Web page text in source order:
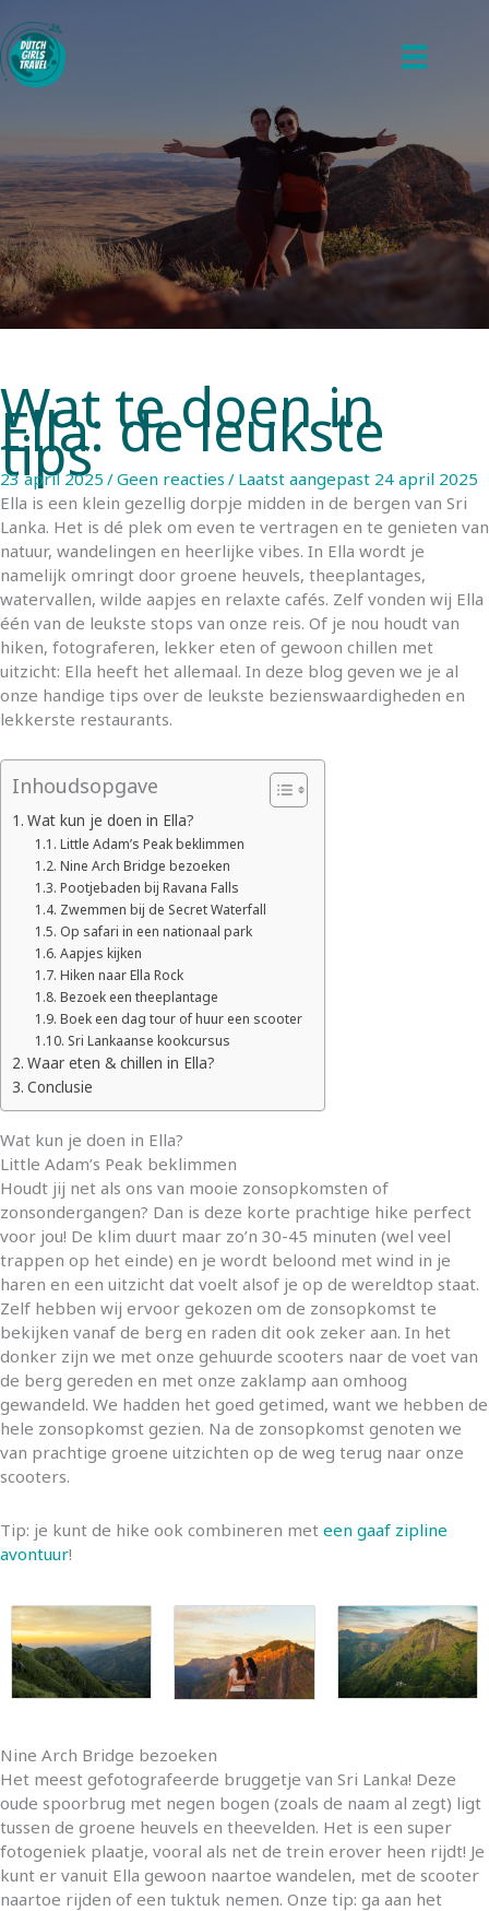
naar
de
inhoud
Wat te doen in
Ella: de leukste
tips
23 april 2025 /Geen reacties / Laatst aangepast 24 april 2025
Ella is een klein gezellig dorpje midden in de bergen van Sri
Lanka. Het is dé plek om even te vertragen en te genieten van
natuur, wandelingen en heerlijke vibes. In Ella wordt je
namelijk omringt door groene heuvels, theeplantages,
watervallen, wilde aapjes en relaxte cafés. Zelf vonden wij Ella
één van de leukste stops van onze reis. Of je nou houdt van
hiken, fotograferen, lekker eten of gewoon chillen met
uitzicht: Ella heeft het allemaal. In deze blog geven we je al
onze handige tips over de leukste bezienswaardigheden en
lekkerste restaurants.
Inhoudsopgave
Wat kun je doen in Ella?
Little Adam’s Peak beklimmen
Nine Arch Bridge bezoeken
Pootjebaden bij Ravana Falls
Zwemmen bij de Secret Waterfall
Op safari in een nationaal park
Aapjes kijken
Hiken naar Ella Rock
Bezoek een theeplantage
Boek een dag tour of huur een scooter
Sri Lankaanse kookcursus
Waar eten & chillen in Ella?
Conclusie
Wat kun je doen in Ella?
Little Adam’s Peak beklimmen
Houdt jij net als ons van mooie zonsopkomsten of
zonsondergangen? Dan is deze korte prachtige hike perfect
voor jou! De klim duurt maar zo’n 30-45 minuten (wel veel
trappen op het einde) en je wordt beloond met wind in je
haren en een uitzicht dat voelt alsof je op de wereldtop staat.
Zelf hebben wij ervoor gekozen om de zonsopkomst te
bekijken vanaf de berg en raden dit ook zeker aan. In het
donker zijn we met onze gehuurde scooters naar de voet van
de berg gereden en met onze zaklamp aan omhoog
gewandeld. We hadden het goed getimed, want we hebben de
hele zonsopkomst gezien. Na de zonsopkomst genoten we
van prachtige groene uitzichten op de weg terug naar onze
scooters.
Tip: je kunt de hike ook combineren met een gaaf zipline
avontuur!
Nine Arch Bridge bezoeken
Het meest gefotografeerde bruggetje van Sri Lanka! Deze
oude spoorbrug met negen bogen (zoals de naam al zegt) ligt
tussen de groene heuvels en theevelden. Het is een super
fotogeniek plaatje, vooral als net de trein erover heen rijdt! Je
kunt er vanuit Ella gewoon naartoe wandelen, met de scooter
naartoe rijden of een tuktuk nemen. Onze tip: ga aan het